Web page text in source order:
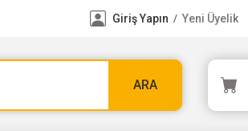
Giriş Yapın / Yeni Üyelik
ARA